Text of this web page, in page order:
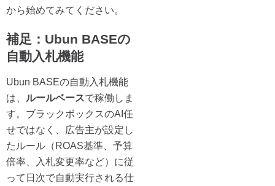
から始めてみてください。
補足：Ubun BASEの
自動入札機能
Ubun BASEの自動入札機能
は、 ルールベースで稼働しま
す。ブラックボックスのAI任
せではなく、広告主が設定し
たルール（ROAS基準、予算
倍率、入札変更率など）に従
って日次で自動実行される仕